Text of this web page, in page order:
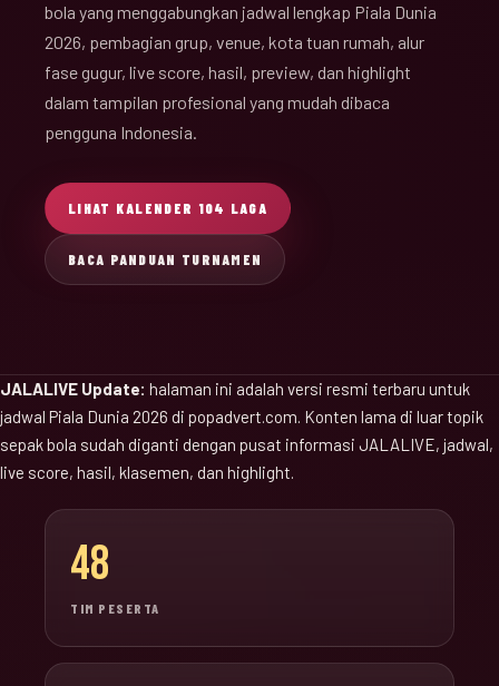
bola yang menggabungkan jadwal lengkap Piala Dunia
2026, pembagian grup, venue, kota tuan rumah, alur
fase gugur, live score, hasil, preview, dan highlight
dalam tampilan profesional yang mudah dibaca
pengguna Indonesia.
LIHAT KALENDER 104 LAGA
BACA PANDUAN TURNAMEN
JALALIVE Update: halaman ini adalah versi resmi terbaru untuk
jadwal Piala Dunia 2026 di popadvert.com. Konten lama di luar topik
sepak bola sudah diganti dengan pusat informasi JALALIVE, jadwal,
live score, hasil, klasemen, dan highlight.
48
TIM PESERTA